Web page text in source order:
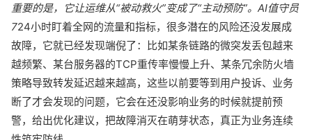
重要的是，它让运维从“被动救火”变成了“主动预防”。AI值守员
724小时盯着全网的流量和指标，很多潜在的风险还没发展成
故障，它就已经发现端倪了：比如某条链路的微突发丢包越来
越频繁、某台服务器的TCP重传率慢慢上升、某条冗余防火墙
策略导致转发延迟越来越高，这些以前要等到用户投诉、业务
断了才会发现的问题，它会在还没影响业务的时候就提前预
警，给出优化建议，把故障消灭在萌芽状态，真正为业务连续